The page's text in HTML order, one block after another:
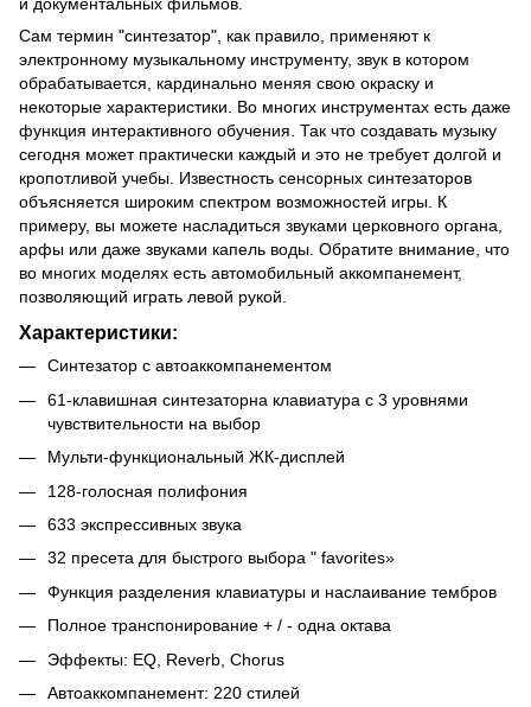
Сам термин "синтезатор", как правило, применяют к
электронному музыкальному инструменту, звук в котором
обрабатывается, кардинально меняя свою окраску и
некоторые характеристики. Во многих инструментах есть даже
функция интерактивного обучения. Так что создавать музыку
сегодня может практически каждый и это не требует долгой и
кропотливой учебы. Известность сенсорных синтезаторов
объясняется широким спектром возможностей игры. К
примеру, вы можете насладиться звуками церковного органа,
арфы или даже звуками капель воды. Обратите внимание, что
во многих моделях есть автомобильный аккомпанемент,
позволяющий играть левой рукой.
Характеристики:
Синтезатор с автоаккомпанементом
61-клавишная синтезаторна клавиатура с 3 уровнями
чувствительности на выбор
Мульти-функциональный ЖК-дисплей
128-голосная полифония
633 экспрессивных звука
32 пресета для быстрого выбора " favorites»
Функция разделения клавиатуры и наслаивание тембров
Полное транспонирование + / - одна октава
Эффекты: EQ, Reverb, Chorus
Автоаккомпанемент: 220 стилей